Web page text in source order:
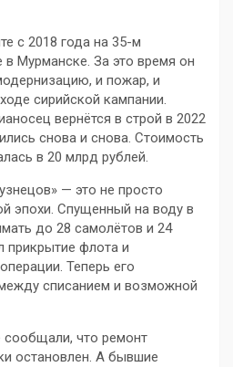
с 2018 года на 35-м
Мурманске. За это время он
и пожар, и
сирийской кампании.
вернётся в строй в 2022
снова и снова. Стоимость
в 20 млрд рублей.
— это не просто
эпохи. Спущенный на воду в
до 28 самолётов и 24
прикрытие флота и
Теперь его
списанием и возможной
сообщали, что ремонт
остановлен. А бывшие